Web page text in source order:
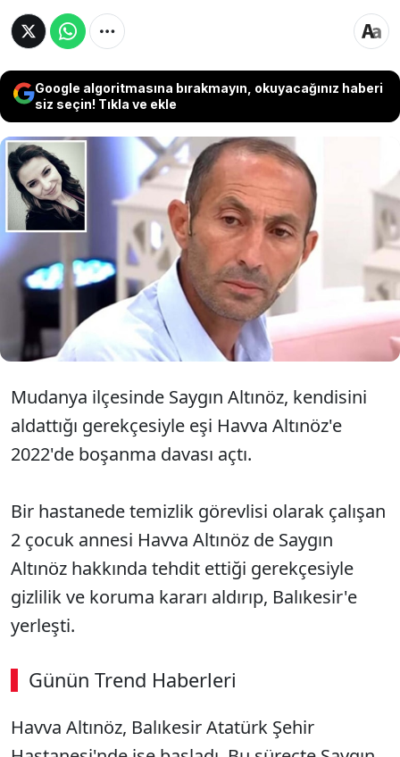
Google algoritmasına bırakmayın, okuyacağınız haberi
siz seçin! Tıkla ve ekle
Balıkesir'de boşanma aşamasındaki eşi Havva
Altınöz'ü tabancayla öldürdüğü gerekçesiyle
tutuklanan Saygın Altınöz'ün ağırlaştırılmış
müebbet hapis istemiyle yargılandığı davada,
sanığın cezai ehliyetinin yerinde olup
olmadığının tespiti için akıl sağlığı raporu
istendi.
Mudanya ilçesinde Saygın Altınöz, kendisini
aldattığı gerekçesiyle eşi Havva Altınöz'e
2022'de boşanma davası açtı.
Bir hastanede temizlik görevlisi olarak çalışan
2 çocuk annesi Havva Altınöz de Saygın
Altınöz hakkında tehdit ettiği gerekçesiyle
gizlilik ve koruma kararı aldırıp, Balıkesir'e
yerleşti.
Günün Trend Haberleri
Havva Altınöz, Balıkesir Atatürk Şehir